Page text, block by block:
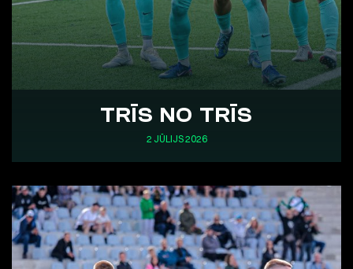
TRĪS NO TRĪS
2 JŪLIJS 2026